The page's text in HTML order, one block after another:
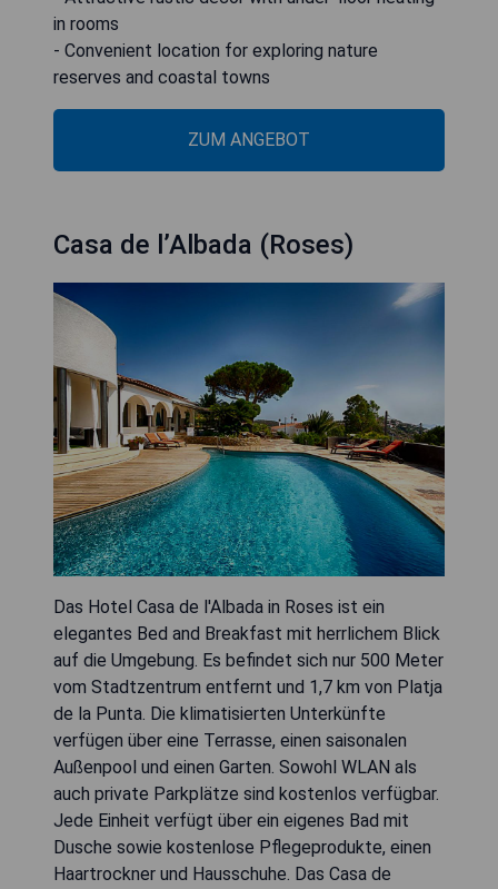
in rooms
- Convenient location for exploring nature
reserves and coastal towns
ZUM ANGEBOT
Casa de l’Albada (Roses)
Das Hotel Casa de l'Albada in Roses ist ein
elegantes Bed and Breakfast mit herrlichem Blick
auf die Umgebung. Es befindet sich nur 500 Meter
vom Stadtzentrum entfernt und 1,7 km von Platja
de la Punta. Die klimatisierten Unterkünfte
verfügen über eine Terrasse, einen saisonalen
Außenpool und einen Garten. Sowohl WLAN als
auch private Parkplätze sind kostenlos verfügbar.
Jede Einheit verfügt über ein eigenes Bad mit
Dusche sowie kostenlose Pflegeprodukte, einen
Haartrockner und Hausschuhe. Das Casa de